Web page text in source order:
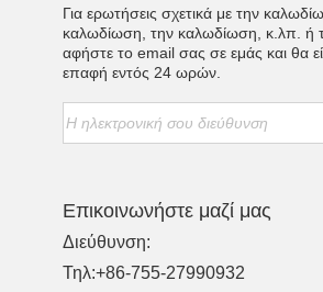
Για ερωτήσεις σχετικά με την
καλωδίωση, την καλωδίωση, κ.λπ. ή
αφήστε το email σας σε εμάς και θα
επαφή εντός 24 ωρών.
Επικοινωνήστε μαζί μας
Διεύθυνση:
Τηλ:+86-755-27990932